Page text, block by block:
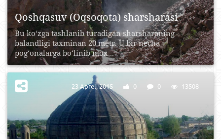
Qoshqasuv (Oqsoqota) sharsharasi
Bu ko‘zga tashlanib turadigan sharsharaning
balandligi taxminan 20 metr. U bir necha
pog‘onalarga bo‘linib mox...
23 Aprel, 2015 0 0 13508